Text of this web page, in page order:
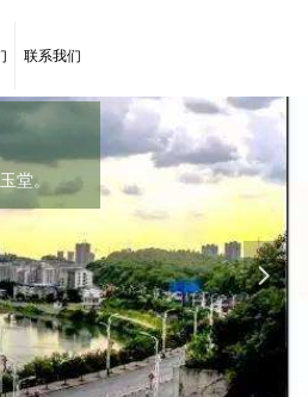
联系我们
堂。
넲
)
实是怯残阳。愿泛金鹦鹉，升
。